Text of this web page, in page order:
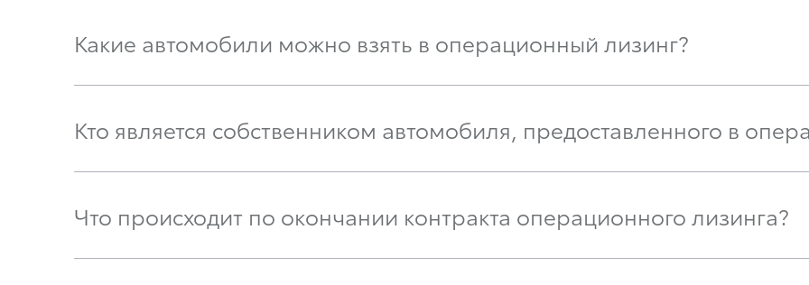
Какие автомобили можно взять в операционный лизинг?
Кто является собственником автомобиля, предоставленного в
Что происходит по окончании контракта операционного лизинга?